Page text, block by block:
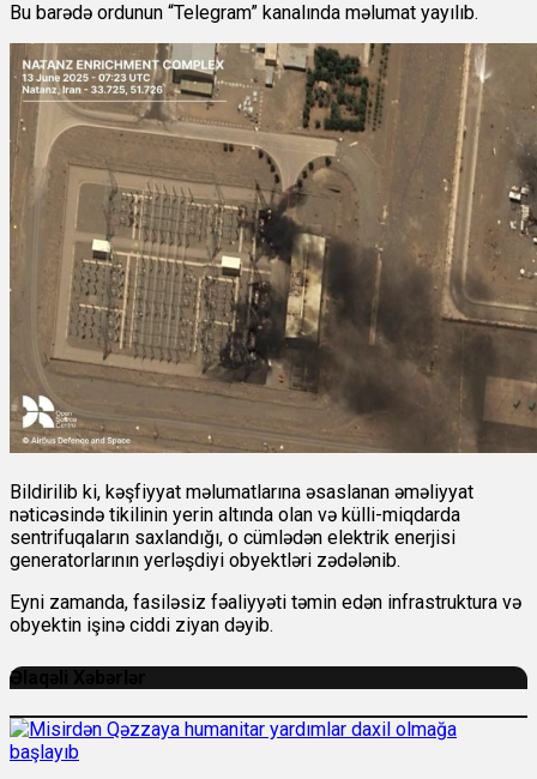
Bu barədə ordunun “Telegram” kanalında məlumat yayılıb.
Bildirilib ki, kəşfiyyat məlumatlarına əsaslanan əməliyyat
nəticəsində tikilinin yerin altında olan və külli-miqdarda
sentrifuqaların saxlandığı, o cümlədən elektrik enerjisi
generatorlarının yerləşdiyi obyektləri zədələnib.
Eyni zamanda, fasiləsiz fəaliyyəti təmin edən infrastruktura və
obyektin işinə ciddi ziyan dəyib.
Əlaqəli Xəbərlər